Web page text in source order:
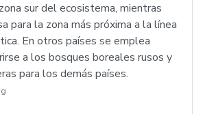
sur del ecosistema, mientras
para la zona más próxima a la línea
En otros países se emplea
a los bosques boreales rusos y
para los demás países.